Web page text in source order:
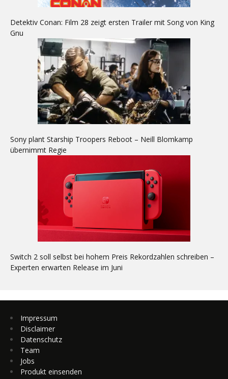
Detektiv Conan: Film 28 zeigt ersten Trailer mit Song von King
Gnu
Sony plant Starship Troopers Reboot – Neill Blomkamp
übernimmt Regie
Switch 2 soll selbst bei hohem Preis Rekordzahlen schreiben –
Experten erwarten Release im Juni
Impressum
Disclaimer
Datenschutz
Team
Jobs
Produkt einsenden